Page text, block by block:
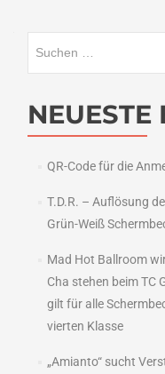
NEUESTE
QR-Code für die
T.D.R. – Auflösung
Grün-Weiß
Mad Hot Ballroom
Cha stehen beim TC
gilt für alle
vierten Klasse
„Amianto“ sucht